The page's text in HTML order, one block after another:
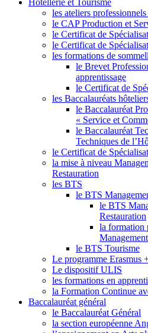
Hôtellerie et Tourisme
les ateliers
le CAP Production et
le Certificat de
le Certificat de
les formations de
le Brevet
apprentissage
le Certificat de
les Baccalauréats
le Baccalauréat
« Service et
le Baccalauréat
Techniques de
le Certificat de
la mise à niveau
Restauration
les BTS
le BTS
le BTS
Restauration
la formation
le BTS Tourisme
Le programme Erasmus
Le dispositif ULIS
les formations en
la Formation Continue
Baccalauréat général
le Baccalauréat Général
la section européenne